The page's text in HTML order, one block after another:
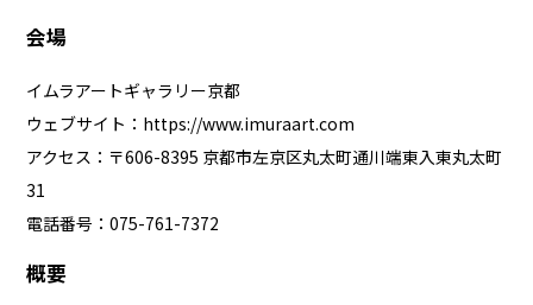
会場
イムラアートギャラリー京都
ウェブサイト： https://www.imuraart.com
アクセス：〒606-8395 京都市左京区丸太町通川端東入東丸太町
31
電話番号：075-761-7372
概要